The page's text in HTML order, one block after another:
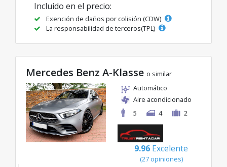
Incluido en el precio:
Exención de daños por colisión (CDW)
La responsabilidad de terceros(TPL)
Mercedes Benz A-Klasse o similar
Automático
Aire acondicionado
5
4 2
9.96 Excelente
(27 opiniones)